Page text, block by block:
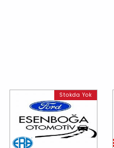
Stokda Yok